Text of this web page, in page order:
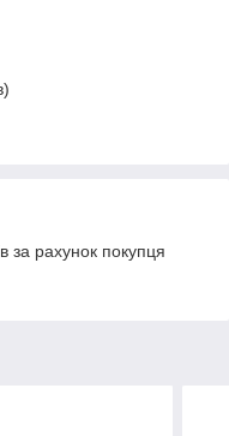
за рахунок покупця